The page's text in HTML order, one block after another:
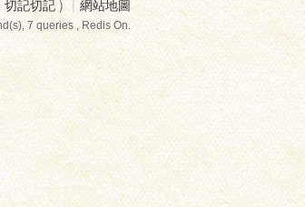
切記切記 ) | 網站地圖
7 queries , Redis On.